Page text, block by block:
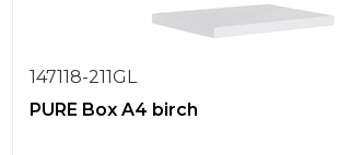
147118-211GL
PURE Box A4 birch